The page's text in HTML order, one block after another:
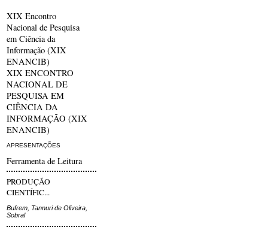
XIX Encontro
Nacional de Pesquisa
em Ciência da
Informação (XIX
ENANCIB)
XIX ENCONTRO
NACIONAL DE
PESQUISA EM
CIÊNCIA DA
INFORMAÇÃO (XIX
ENANCIB)
APRESENTAÇÕES
Ferramenta de Leitura
PRODUÇÃO
CIENTÍFIC...
Bufrem, Tannuri de Oliveira,
Sobral